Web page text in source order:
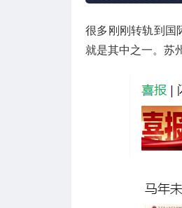
很多刚刚转轨到国
就是其中之一。苏